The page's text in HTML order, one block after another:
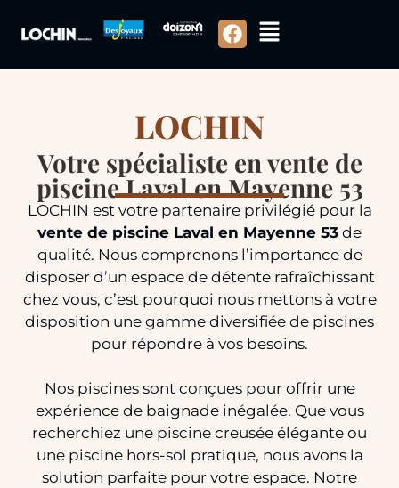
LOCHIN
Votre spécialiste en vente de
piscine Laval en Mayenne 53
LOCHIN est votre partenaire privilégié pour la
vente de piscine Laval en Mayenne 53 de
qualité. Nous comprenons l’importance de
disposer d’un espace de détente rafraîchissant
chez vous, c’est pourquoi nous mettons à votre
disposition une gamme diversifiée de piscines
pour répondre à vos besoins.
Nos piscines sont conçues pour offrir une
expérience de baignade inégalée. Que vous
recherchiez une piscine creusée élégante ou
une piscine hors-sol pratique, nous avons la
solution parfaite pour votre espace. Notre